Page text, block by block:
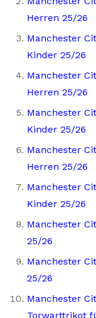
Herren 25/26
Manchester
Kinder 25/26
Manchester
Herren 25/26
Manchester
Kinder 25/26
Manchester
Herren 25/26
Manchester
Kinder 25/26
Manchester
25/26
Manchester
25/26
Manchester
Torwarttrikot